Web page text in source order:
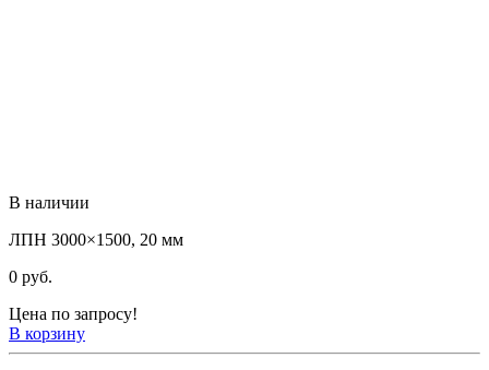
В наличии
ЛПН 3000×1500, 20 мм
0 руб.
Цена по запросу!
В корзину